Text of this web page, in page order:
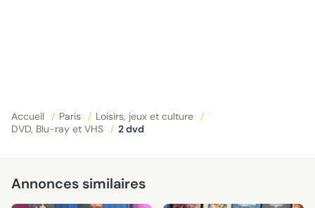
Accueil / Paris / Loisirs, jeux et culture
/
DVD, Blu-ray et VHS
/ 2 dvd
Annonces similaires